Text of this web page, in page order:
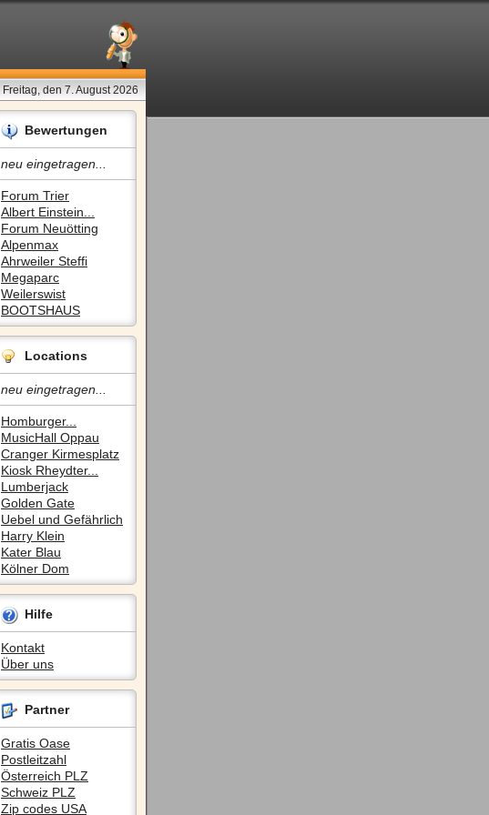
Freitag, den 7. August 2026
Bewertungen
neu eingetragen...
Forum Trier
Albert Einstein...
Forum Neuötting
Alpenmax
Ahrweiler Steffi
Megaparc
Weilerswist
BOOTSHAUS
Locations
neu eingetragen...
Homburger...
MusicHall Oppau
Cranger Kirmesplatz
Kiosk Rheydter...
Lumberjack
Golden Gate
Uebel und Gefährlich
Harry Klein
Kater Blau
Kölner Dom
Hilfe
Kontakt
Über uns
Partner
Gratis Oase
Postleitzahl
Österreich PLZ
Schweiz PLZ
Zip codes USA